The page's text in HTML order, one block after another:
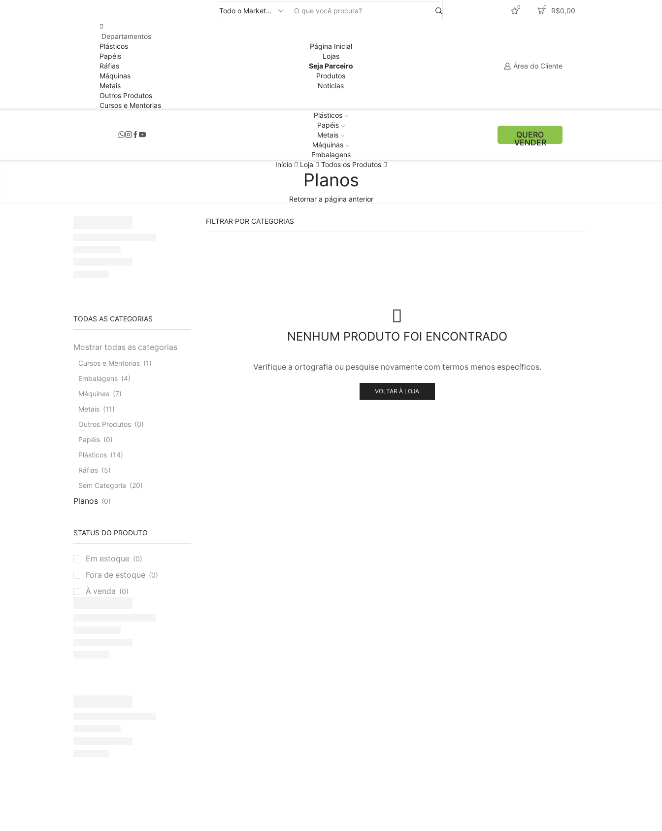
Entrada
0 0 R$0,00
Departamentos
Plásticos
Papéis
Ráfias
Máquinas
Metais
Outros Produtos
Cursos e Mentorias
Página Inicial
Lojas
Seja Parceiro
Produtos
Notícias
Área do Cliente
Plásticos
Papéis
Metais
Máquinas
Embalagens
QUERO
VENDER
Início Loja Todos os Produtos
Planos
Retornar a página anterior
FILTRAR POR CATEGORIAS
NENHUM PRODUTO FOI ENCONTRADO
Verifique a ortografia ou pesquise novamente com termos menos específicos.
VOLTAR À LOJA
TODAS AS CATEGORIAS
Mostrar todas as categorias
Cursos e Mentorias (1)
Embalagens (4)
Máquinas (7)
Metais (11)
Outros Produtos (0)
Papéis (0)
Plásticos (14)
Ráfias (5)
Sem Categoria (20)
Planos (0)
STATUS DO PRODUTO
Em estoque (0)
Fora de estoque (0)
À venda (0)